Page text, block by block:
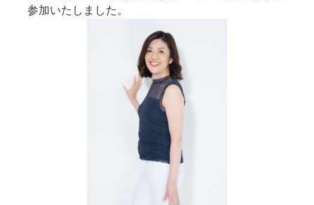
参加いたしました。